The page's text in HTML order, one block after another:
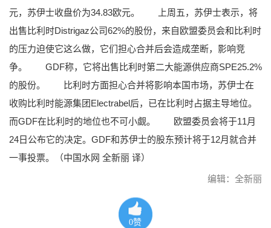
元，苏伊士收盘价为34.83欧元。
上周五，苏伊士表示，将
出售比利时Distrigaz公司62%的股份，来自欧盟委员会和比利时
的压力迫使它这么做，它们担心合并后会造成垄断，影响竞
争。
GDF称，它将出售比利时第二大能源供应商SPE25.2%
的股份。
比利时方面担心合并将影响本国市场，苏伊士在
收购比利时能源集团Electrabel后，已在比利时占据主导地位。
而GDF在比利时的地位也不可小觑。
欧盟委员会将于11月
24日公布它的决定。GDF和苏伊士的股东预计将于12月就合并
一事投票。（中国水网 全新丽 译）
编辑：全新丽
0赞